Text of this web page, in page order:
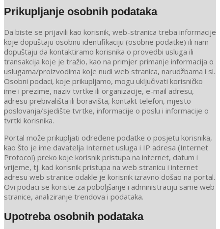
Prikupljanje osobnih podataka
Da biste se prijavili kao korisnik, web-stranica treba informacije
koje dopuštaju osobnu identifikaciju (osobne podatke) ili nam
dopuštaju da kontaktiramo korisnika o provedbi usluga ili
transakcija koje je tražio, kao na primjer primanje informacija o
uslugama/proizvodima koje nudi web stranica, narudžbama i sl.
Osobni podaci, koje prikupljamo, mogu uključivati korisničko
ime i prezime, naziv tvrtke ili organizacije, e-mail adresu,
adresu prebivališta ili boravišta, kontakt telefon, mjesto
poslovanja/sjedište tvrtke, informacije o poslu i informacije o
tvrtki korisnika.
Portal može prikupljati određene podatke o posjetu korisnika,
kao što je ime davatelja Internet usluga i IP adresa (Internet
Protocol) preko koje korisnik pristupa na internet, datum i
vrijeme, tj. kad korisnik pristupa na web stranicu i internet
adresu web stranice odakle je korisnik izravno došao na portal.
Ovi podaci se koriste za poboljšanje i administraciju same web
stranice, analiziranje trendova i podataka.
Upotreba osobnih podataka